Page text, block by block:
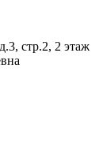
стр.2, 2 этаж